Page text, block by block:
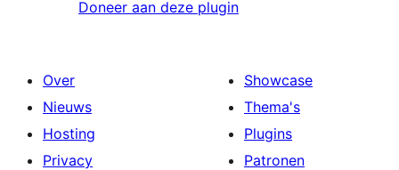
Doneer aan deze plugin
Over
Nieuws
Hosting
Privacy
Showcase
Thema's
Plugins
Patronen